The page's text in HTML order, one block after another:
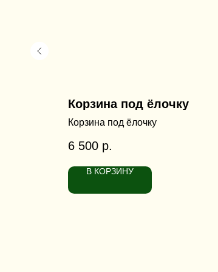
Корзина под ёлочку
Корзина под ёлочку
6 500 р.
В КОРЗИНУ